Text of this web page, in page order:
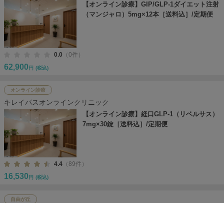
【オンライン診療】GIP/GLP-1ダイエット注射
（マンジャロ）5mg×12本［送料込］/定期便
0.0 （0件）
62,900 円 (税込)
オンライン診療
キレイパスオンラインクリニック
【オンライン診療】経口GLP-1（リベルサス）
7mg×30錠［送料込］/定期便
4.4 （89件）
16,530 円 (税込)
自由が丘